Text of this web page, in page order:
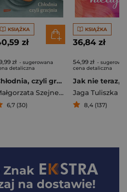
KSIĄŻKA
zł
zł - sugerowana
detaliczna
Chłodnia, czyli grzejnia. Małgorzata Szejnert w rozmowie z Dorotą Karaś i Markiem Sterlingowem
Małgorzata Szejnert
Dorota Karaś,
6,7 (30)
KSIĄŻKA
36,84 zł
54,99 zł -
cena detaliczna
Jaga Tuliszka
8,4 (137)
Znak
na dostawie!